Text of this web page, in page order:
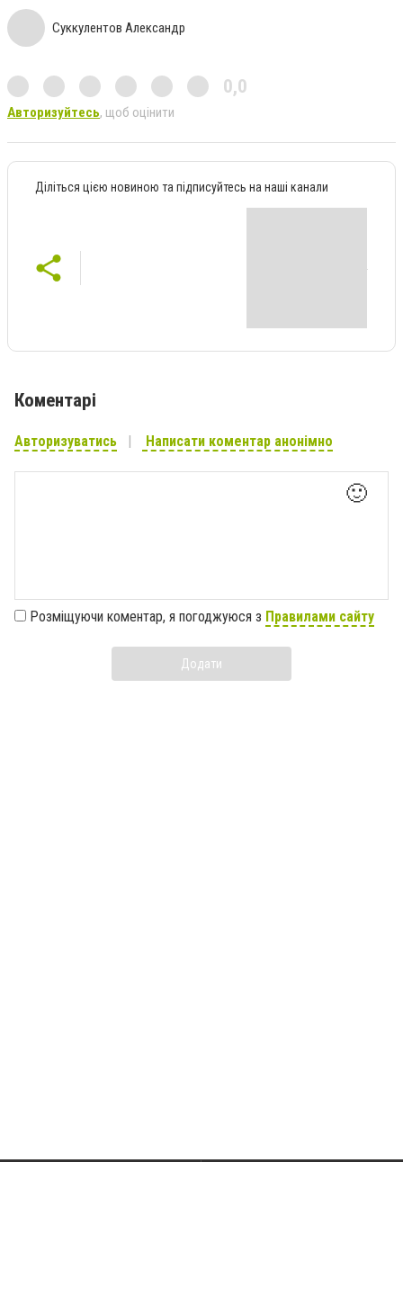
Суккулентов Александр
0,0
Авторизуйтесь, щоб оцінити
Діліться цією новиною та підписуйтесь на наші канали
Коментарі
Авторизуватись Написати коментар анонімно
🙂
Розміщуючи коментар, я погоджуюся з Правилами сайту
Додати